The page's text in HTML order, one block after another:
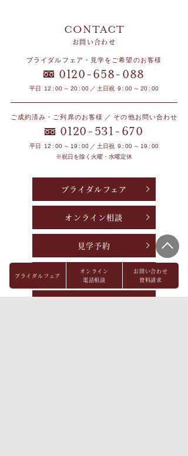
お問い合わせ
ブライダルフェア・見学をご希望のお客様
0120 -658- 088
平日 12 : 00 ～ 20 : 00 ／ 土日祝 9 : 00 ～ 20 : 00
ご成約済み・ご列席のお客様 ／ その他お問い合わせ
0120 - 531 - 670
平日 12 : 00 ～ 19 : 00 ／ 土日祝 9 : 00 ～ 19 : 00
※祝日を除く火曜・水曜定休
ブライダルフェア
オンライン相談
見学予約
資料請求
ブライダルフェア
オンライン
電話相談
お問い合わせ
資料請求